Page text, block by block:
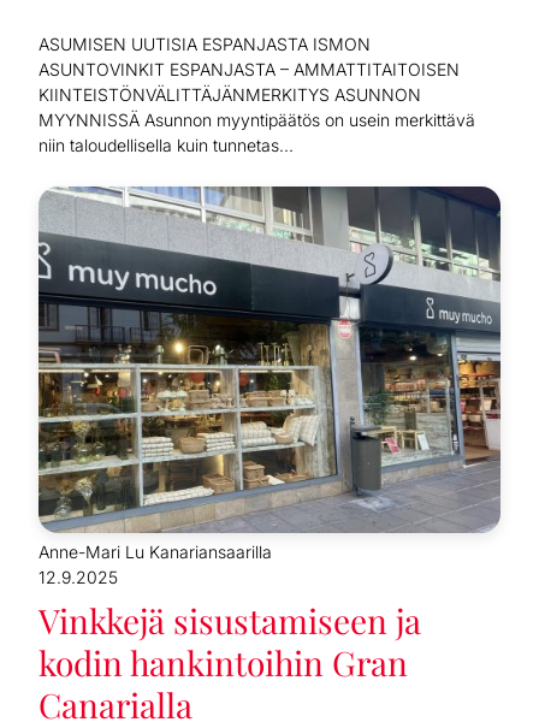
ASUMISEN UUTISIA ESPANJASTA ISMON
ASUNTOVINKIT ESPANJASTA – AMMATTITAITOISEN
KIINTEISTÖNVÄLITTÄJÄNMERKITYS ASUNNON
MYYNNISSÄ Asunnon myyntipäätös on usein merkittävä
niin taloudellisella kuin tunnetas...
Anne-Mari Lu Kanariansaarilla
12.9.2025
Vinkkejä sisustamiseen ja
kodin hankintoihin Gran
Canarialla